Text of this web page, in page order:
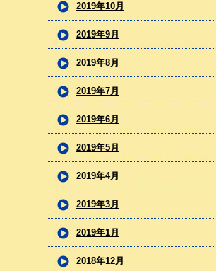
2019年10月
2019年9月
2019年8月
2019年7月
2019年6月
2019年5月
2019年4月
2019年3月
2019年1月
2018年12月